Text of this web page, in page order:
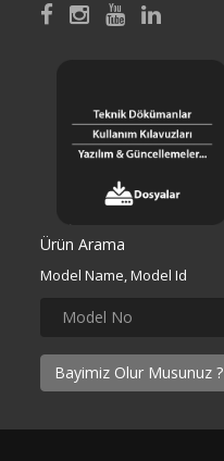
Ürün Arama
Model Name, Model Id
Bayimiz Olur Musunuz ?